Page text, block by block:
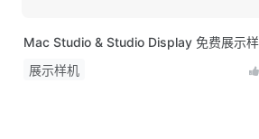
Mac Studio & Studio Display 免费展示
展示样机